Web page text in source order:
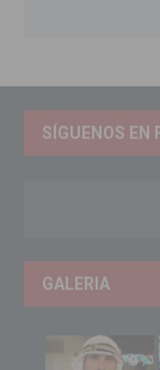
SÍGUENOS EN
GALERIA